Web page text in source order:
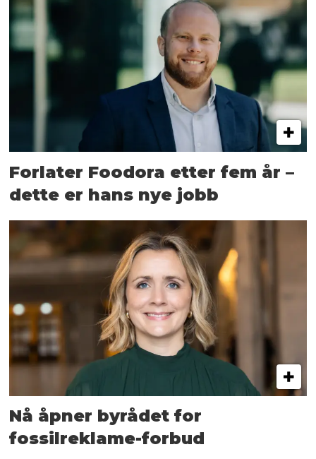
Forlater Foodora etter fem år –
dette er hans nye jobb
Nå åpner byrådet for
fossilreklame-forbud